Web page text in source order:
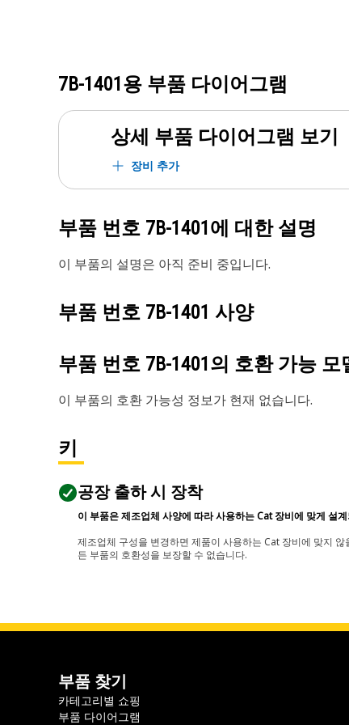
7B-1401 용 부품 다이어그램
상세 부품 다이어그램 보기
장비 추가
부품 번호 7B-1401 에 대한 설명
이 부품의 설명은 아직 준비 중입니다.
부품 번호 7B-1401 사양
부품 번호 7B-1401 의 호환 가능 모
이 부품의 호환 가능성 정보가 현재 없습니다.
키
공장 출하 시 장착
이 부품은 제조업체 사양에 따라 사용하는 Cat 장비에 맞게 설
제조업체 구성을 변경하면 제품이 사용하는 Cat 장비에 맞지
든 부품의 호환성을 보장할 수 없습니다.
부품 찾기
카테고리별 쇼핑
부품 다이어그램